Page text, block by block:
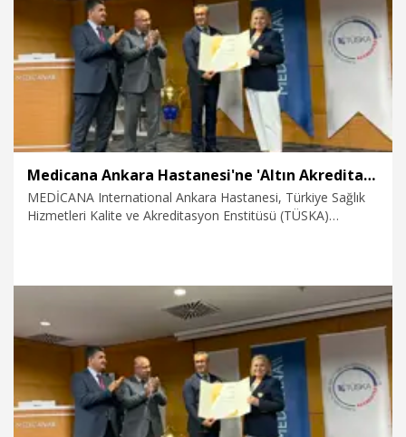
Ekonomi
Medicana Ankara Hastanesi'ne 'Altın Akreditasyon Belgesi'
MEDİCANA International Ankara Hastanesi, Türkiye Sağlık
Hizmetleri Kalite ve Akreditasyon Enstitüsü (TÜSKA)
Video